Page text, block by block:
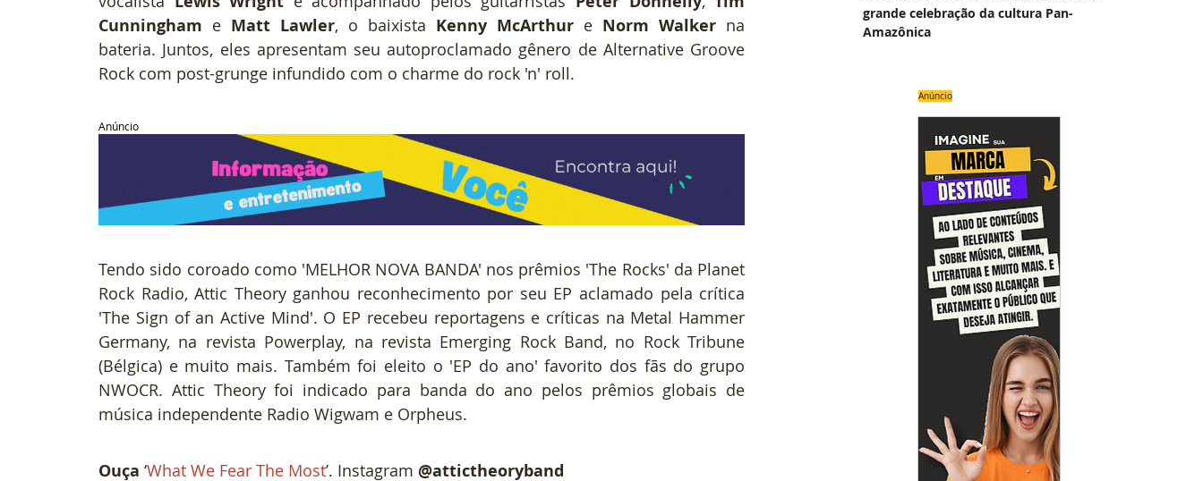
Cunningham e Matt Lawler, o baixista Kenny McArthur e Norm Walker na
bateria. Juntos, eles apresentam seu autoproclamado gênero de Alternative Groove
Rock com post-grunge infundido com o charme do rock 'n' roll.
Anúncio
Tendo sido coroado como 'MELHOR NOVA BANDA' nos prêmios 'The Rocks' da Planet
Rock Radio, Attic Theory ganhou reconhecimento por seu EP aclamado pela crítica
'The Sign of an Active Mind'. O EP recebeu reportagens e críticas na Metal Hammer
Germany, na revista Powerplay, na revista Emerging Rock Band, no Rock Tribune
(Bélgica) e muito mais. Também foi eleito o 'EP do ano' favorito dos fãs do grupo
NWOCR. Attic Theory foi indicado para banda do ano pelos prêmios globais de
música independente Radio Wigwam e Orpheus.
Ouça ‘What We Fear The Most’. Instagram @attictheoryband
grande celebração da cultura Pan-
Amazônica
Anúncio